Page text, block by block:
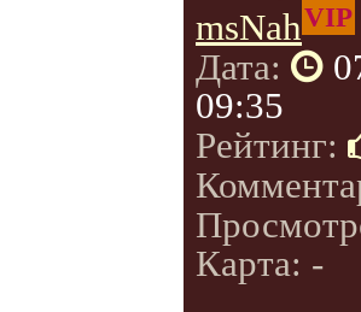
msNahVIP
Дата:
09:35
Рейтинг:
Карта: -